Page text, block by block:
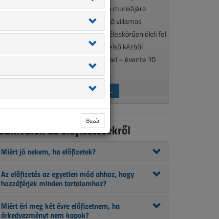
olvasmánya minden munkájára
igényes, a szakma aktualitásait követő villamos
A VL tematikája széleskörűen öleli fel
a szakmánkat érintő kérdéseket, így első kézből
szakcikkeink segítségével – évente 10
ÉRDEKEL AZ ELŐFIZETÉS →
az előfizetésekről
Miért jó nekem, ha előfizetek?
Az előfizetés az egyetlen mód ahhoz, hogy
hozzáférjek minden tartalomhoz?
Miért éri meg két évre előfizetnem, ha
árkedvezményt nem kapok?
Bezár